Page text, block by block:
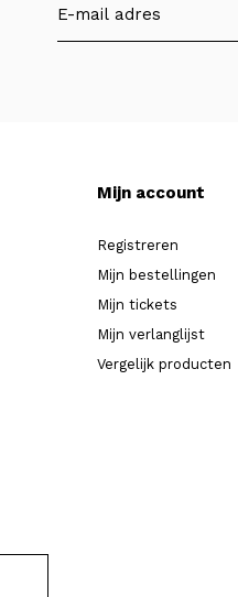
Mijn account
Registreren
Mijn bestellingen
Mijn tickets
Mijn verlanglijst
Vergelijk producten